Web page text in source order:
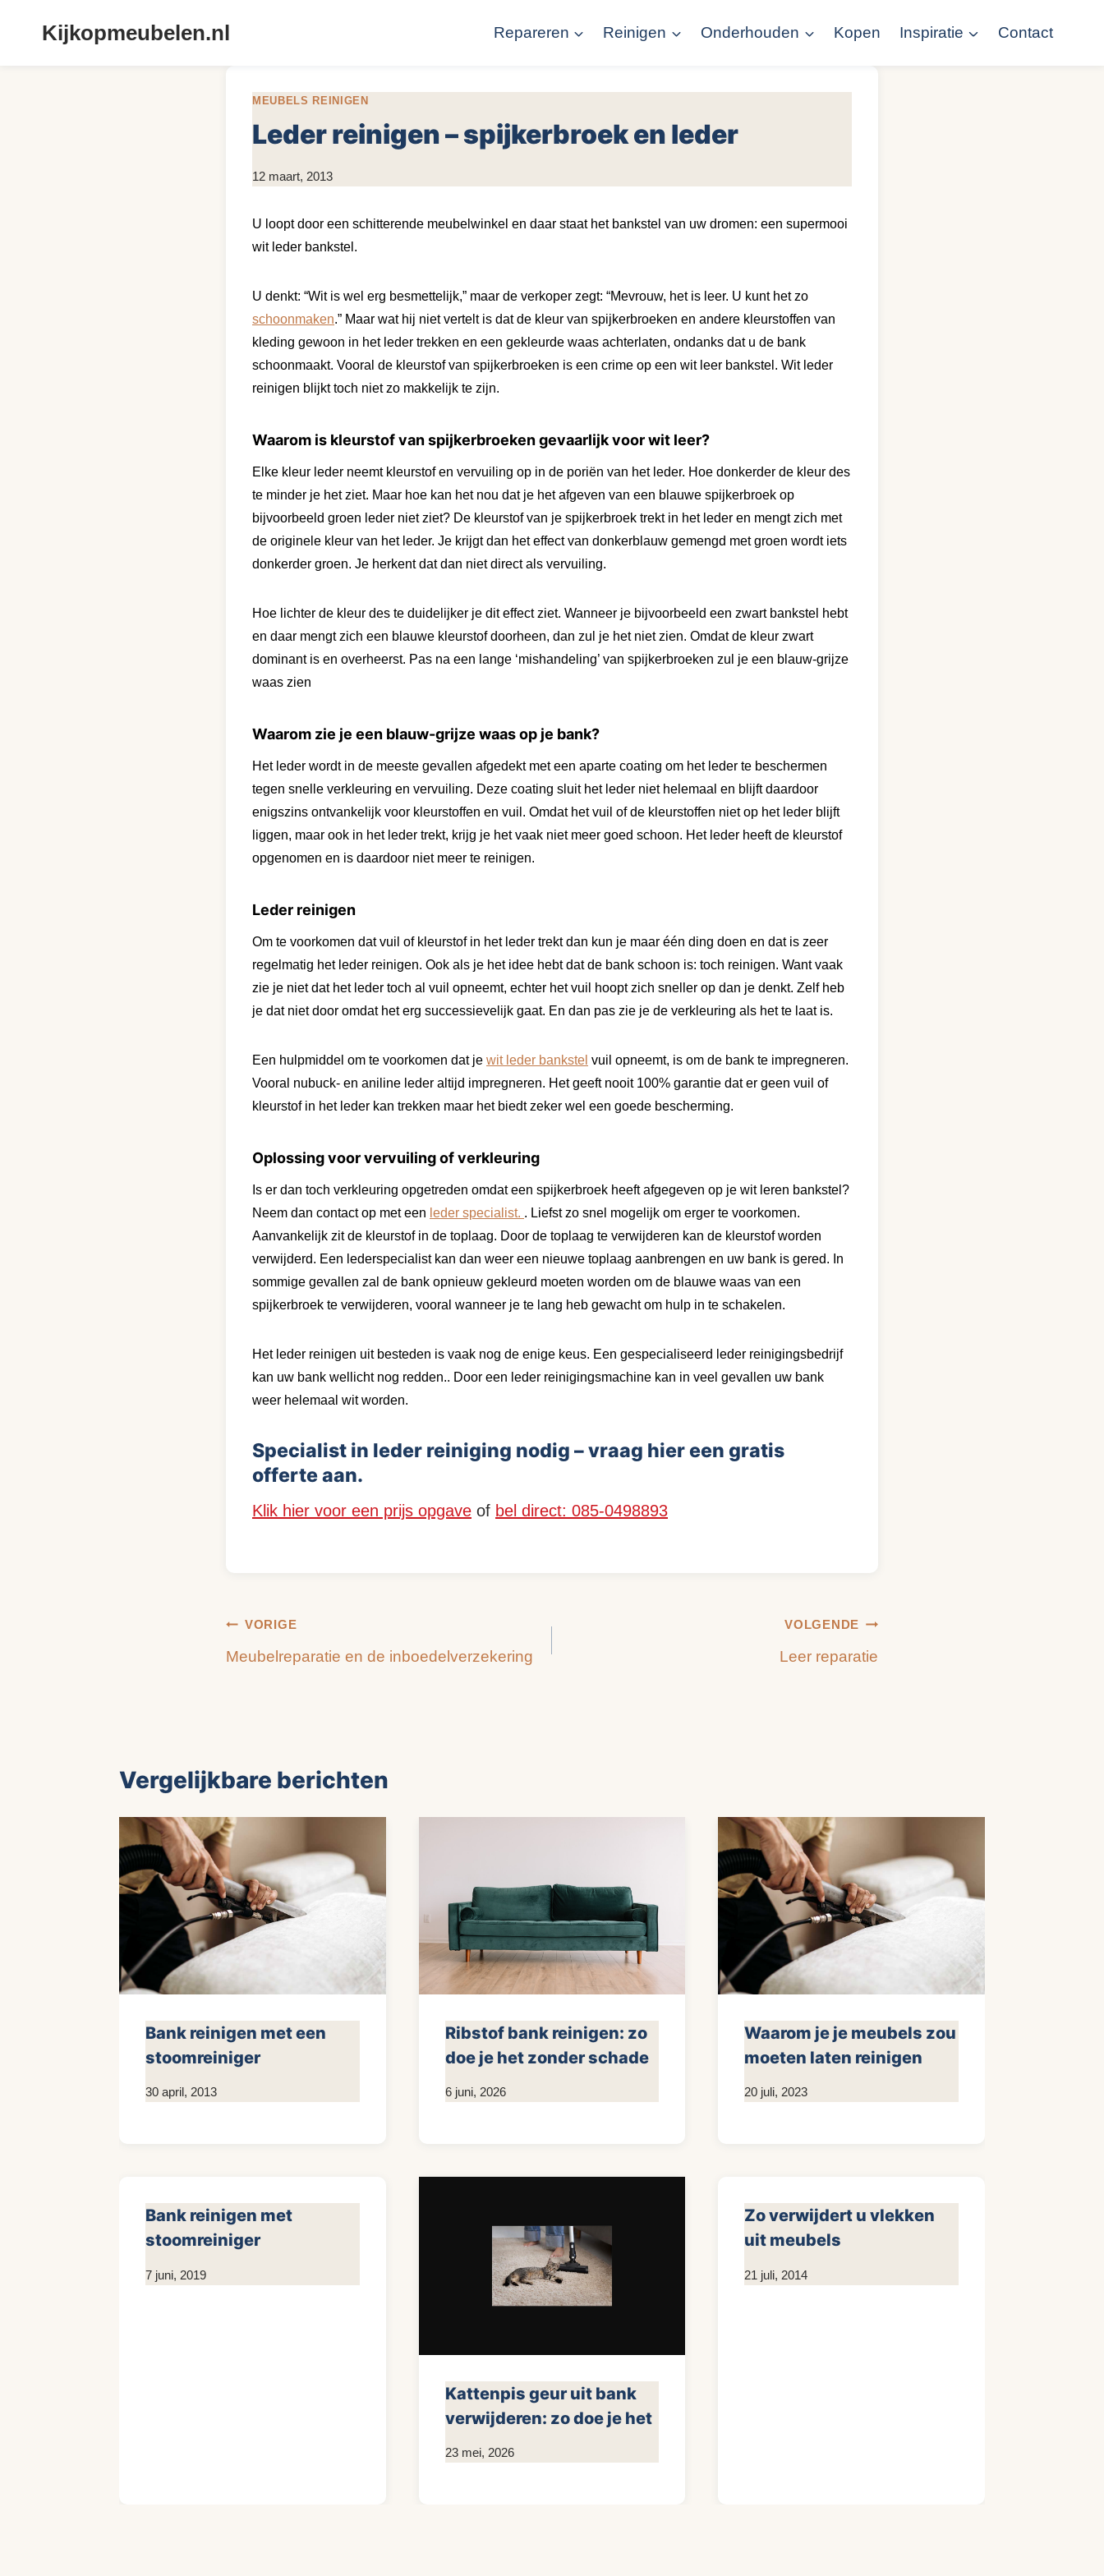
Kijkopmeubelen.nl Repareren Reinigen Onderhouden Kopen Inspiratie Contact
MEUBELS REINIGEN
Leder reinigen – spijkerbroek en leder
Door
12 maart, 2013
U loopt door een schitterende meubelwinkel en daar staat het bankstel van uw dromen: een supermooi
wit leder bankstel.
U denkt: “Wit is wel erg besmettelijk,” maar de verkoper zegt: “Mevrouw, het is leer. U kunt het zo
schoonmaken.” Maar wat hij niet vertelt is dat de kleur van spijkerbroeken en andere kleurstoffen van
kleding gewoon in het leder trekken en een gekleurde waas achterlaten, ondanks dat u de bank
schoonmaakt. Vooral de kleurstof van spijkerbroeken is een crime op een wit leer bankstel. Wit leder
reinigen blijkt toch niet zo makkelijk te zijn.
Waarom is kleurstof van spijkerbroeken gevaarlijk voor wit leer?
Elke kleur leder neemt kleurstof en vervuiling op in de poriën van het leder. Hoe donkerder de kleur des
te minder je het ziet. Maar hoe kan het nou dat je het afgeven van een blauwe spijkerbroek op
bijvoorbeeld groen leder niet ziet? De kleurstof van je spijkerbroek trekt in het leder en mengt zich met
de originele kleur van het leder. Je krijgt dan het effect van donkerblauw gemengd met groen wordt iets
donkerder groen. Je herkent dat dan niet direct als vervuiling.
Hoe lichter de kleur des te duidelijker je dit effect ziet. Wanneer je bijvoorbeeld een zwart bankstel hebt
en daar mengt zich een blauwe kleurstof doorheen, dan zul je het niet zien. Omdat de kleur zwart
dominant is en overheerst. Pas na een lange ‘mishandeling’ van spijkerbroeken zul je een blauw-grijze
waas zien
Waarom zie je een blauw-grijze waas op je bank?
Het leder wordt in de meeste gevallen afgedekt met een aparte coating om het leder te beschermen
tegen snelle verkleuring en vervuiling. Deze coating sluit het leder niet helemaal en blijft daardoor
enigszins ontvankelijk voor kleurstoffen en vuil. Omdat het vuil of de kleurstoffen niet op het leder blijft
liggen, maar ook in het leder trekt, krijg je het vaak niet meer goed schoon. Het leder heeft de kleurstof
opgenomen en is daardoor niet meer te reinigen.
Leder reinigen
Om te voorkomen dat vuil of kleurstof in het leder trekt dan kun je maar één ding doen en dat is zeer
regelmatig het leder reinigen. Ook als je het idee hebt dat de bank schoon is: toch reinigen. Want vaak
zie je niet dat het leder toch al vuil opneemt, echter het vuil hoopt zich sneller op dan je denkt. Zelf heb
je dat niet door omdat het erg successievelijk gaat. En dan pas zie je de verkleuring als het te laat is.
Een hulpmiddel om te voorkomen dat je wit leder bankstel vuil opneemt, is om de bank te impregneren.
Vooral nubuck- en aniline leder altijd impregneren. Het geeft nooit 100% garantie dat er geen vuil of
kleurstof in het leder kan trekken maar het biedt zeker wel een goede bescherming.
Oplossing voor vervuiling of verkleuring
Is er dan toch verkleuring opgetreden omdat een spijkerbroek heeft afgegeven op je wit leren bankstel?
Neem dan contact op met een leder specialist. . Liefst zo snel mogelijk om erger te voorkomen.
Aanvankelijk zit de kleurstof in de toplaag. Door de toplaag te verwijderen kan de kleurstof worden
verwijderd. Een lederspecialist kan dan weer een nieuwe toplaag aanbrengen en uw bank is gered. In
sommige gevallen zal de bank opnieuw gekleurd moeten worden om de blauwe waas van een
spijkerbroek te verwijderen, vooral wanneer je te lang heb gewacht om hulp in te schakelen.
Het leder reinigen uit besteden is vaak nog de enige keus. Een gespecialiseerd leder reinigingsbedrijf
kan uw bank wellicht nog redden.. Door een leder reinigingsmachine kan in veel gevallen uw bank
weer helemaal wit worden.
Specialist in leder reiniging nodig – vraag hier een gratis
offerte aan.
Klik hier voor een prijs opgave of bel direct: 085-0498893
Bericht
navigatie
VORIGE
Meubelreparatie en de inboedelverzekering
VOLGENDE
Leer reparatie
Vergelijkbare berichten
Bank reinigen met een
stoomreiniger
Door
30 april, 2013
Ribstof bank reinigen: zo
doe je het zonder schade
Door
6 juni, 2026
Waarom je je meubels zou
moeten laten reinigen
Door
20 juli, 2023
Bank reinigen met
stoomreiniger
Door
7 juni, 2019
Kattenpis geur uit bank
verwijderen: zo doe je het
Door
23 mei, 2026
Zo verwijdert u vlekken
uit meubels
Door
21 juli, 2014